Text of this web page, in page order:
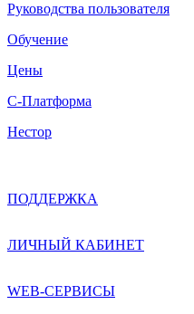
Руководства пользователя
Обучение
Цены
С-Платформа
Нестор
ПОДДЕРЖКА
ЛИЧНЫЙ КАБИНЕТ
WEB-СЕРВИСЫ